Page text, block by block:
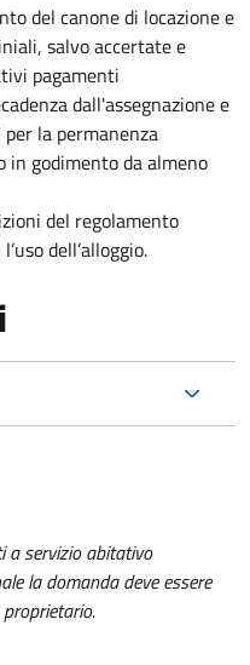
del canone di locazione e
salvo accertate e
pagamenti
dall'assegnazione e
la permanenza
in godimento da almeno
del regolamento
dell’alloggio.
a servizio abitativo
la domanda deve essere